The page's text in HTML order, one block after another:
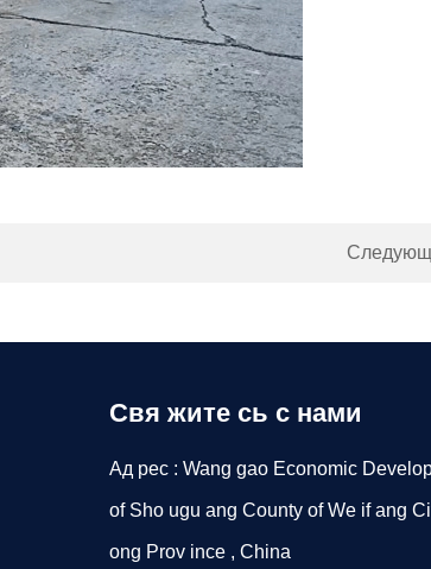
Свя жите сь с нами
Ад рес : Wang gao Economic
of Sho ugu ang County of We if ang
ong Prov ince , China